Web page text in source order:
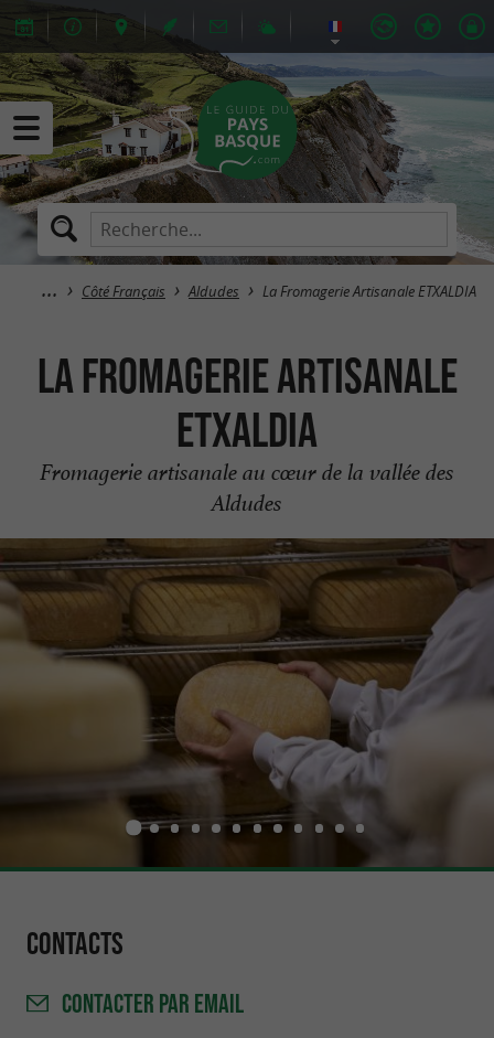
Côté Français Aldudes La Fromagerie Artisanale ETXALDIA
La Fromagerie Artisanale
ETXALDIA
Fromagerie artisanale au cœur de la vallée des
Aldudes
Contacts
CONTACTER PAR EMAIL